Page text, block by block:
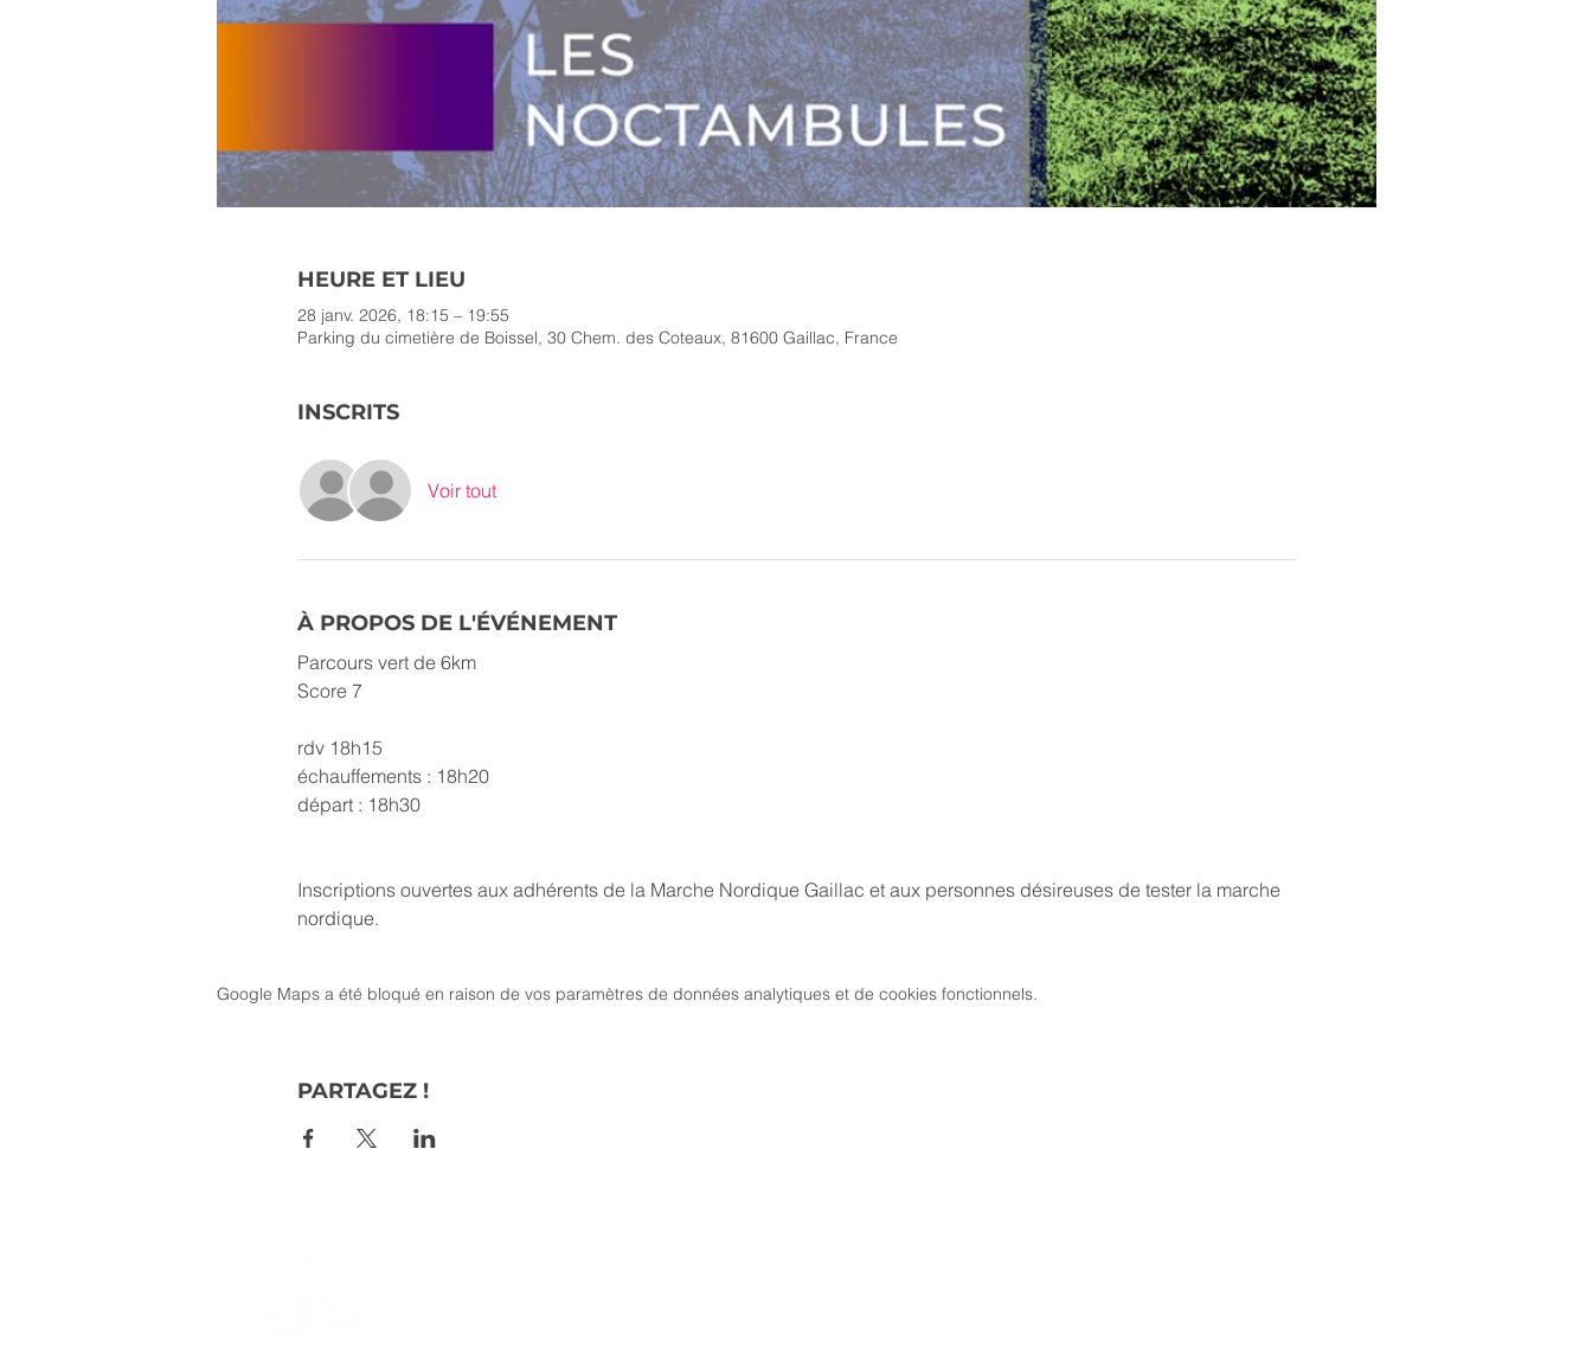
HEURE ET LIEU
28 janv. 2026, 18:15 – 19:55
Parking du cimetière de Boissel, 30 Chem. des Coteaux, 81600 Gaillac, France
INSCRITS
Voir tout
À PROPOS DE L'ÉVÉNEMENT
Parcours vert de 6km
Score 7
rdv 18h15
échauffements : 18h20
départ : 18h30
Inscriptions ouvertes aux adhérents de la Marche Nordique Gaillac et aux personnes désireuses de tester la marche
nordique.
Google Maps a été bloqué en raison de vos paramètres de données analytiques et de cookies fonctionnels.
PARTAGEZ !